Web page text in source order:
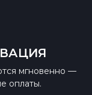
мгновенно —
оплаты.